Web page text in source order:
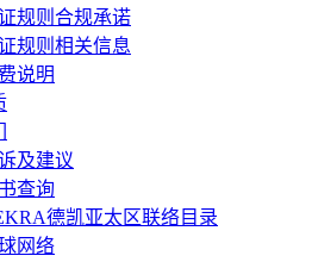
规则合规承诺
规则相关信息
说明
及建议
查询
德凯亚太区联络目录
网络